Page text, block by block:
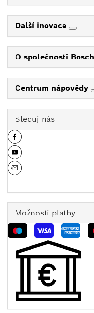
Další inovace
O společnosti Bosch
Centrum nápovědy
Sleduj nás
Možnosti platby